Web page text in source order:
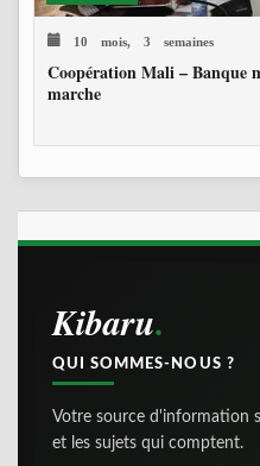
10 mois, 3 semaines
Coopération Mali – Banque
marche
Kibaru
QUI SOMMES-NOUS ?
Votre source d'information
et les sujets qui comptent.